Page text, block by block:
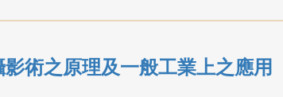
影術之原理及一般工業上之應用